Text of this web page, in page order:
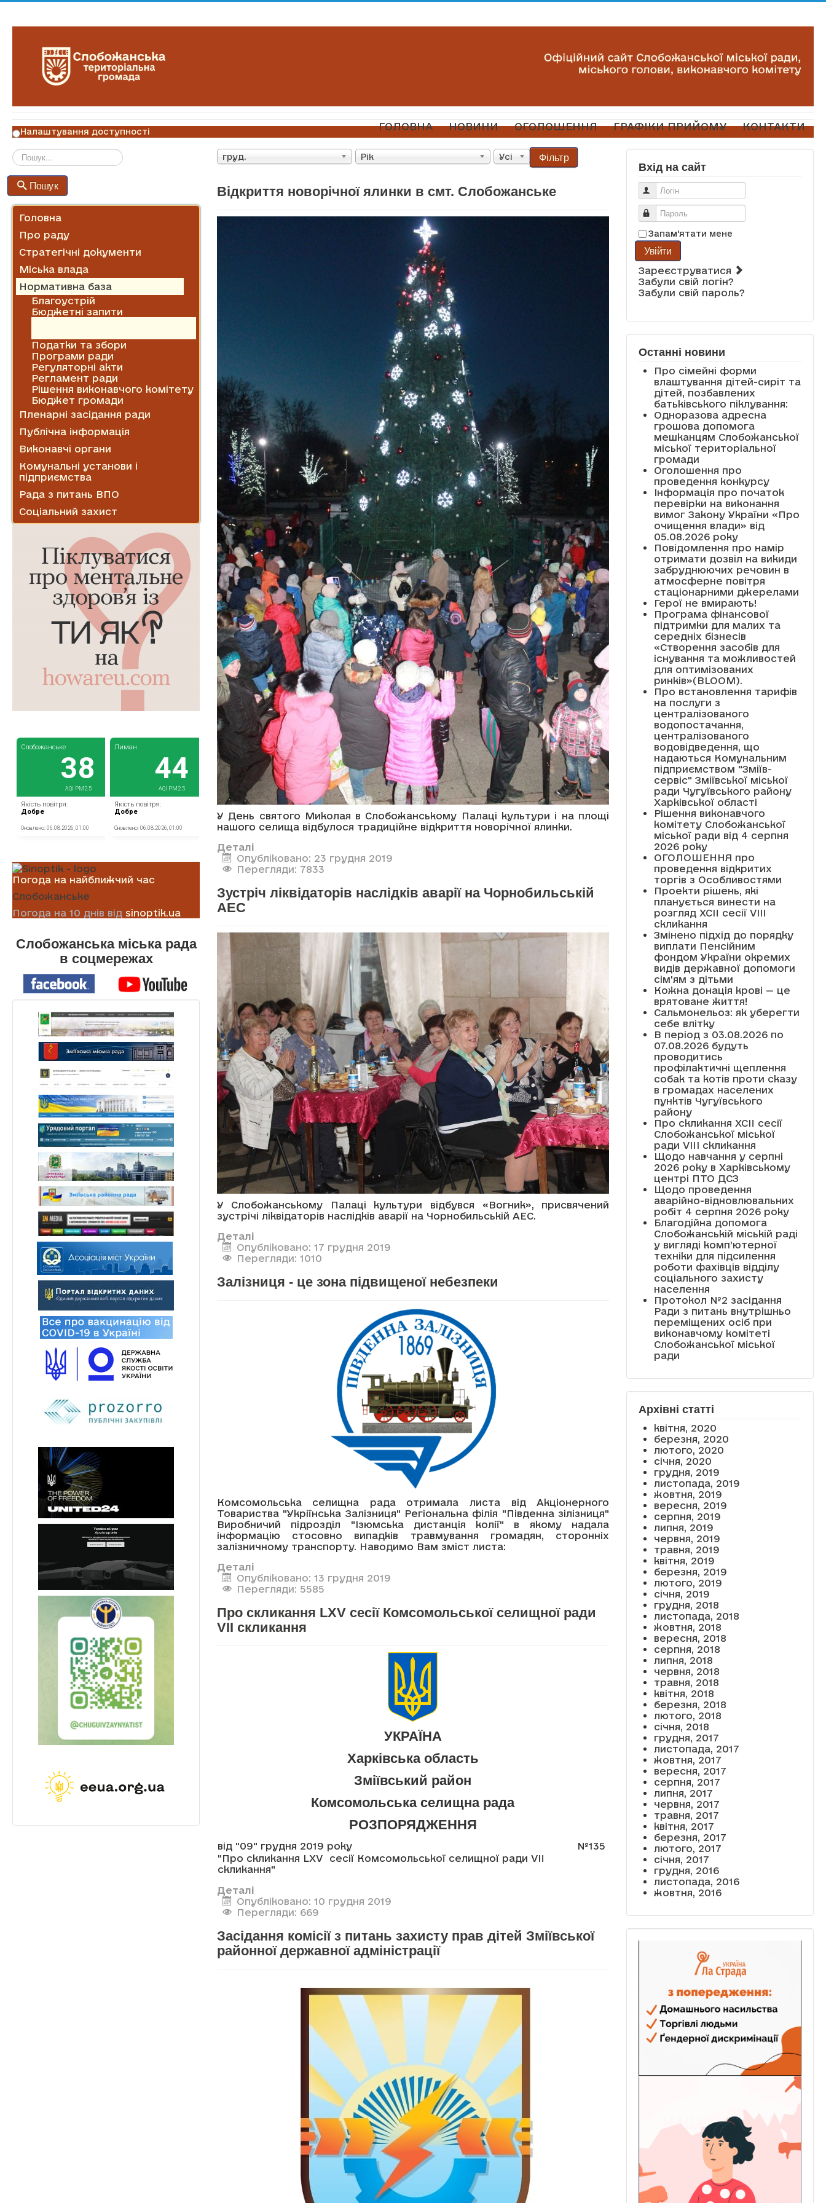
ГОЛОВНА НОВИНИ ОГОЛОШЕННЯ ГРАФІКИ ПРИЙОМУ КОНТАКТИ
Налаштування доступності
Пошук
Головна
Про раду
Стратегічні документи
Міська влада
Нормативна база
Благоустрій
Бюджетні запити
Податки та збори
Програми ради
Регуляторні акти
Регламент ради
Рішення виконавчого комітету
Бюджет громади
Пленарні засідання ради
Публічна інформація
Виконавчі органи
Комунальні установи і
підприємства
Рада з питань ВПО
Соціальний захист
Погода на найближчий час
Слобожанське
Погода на 10 днів від sinoptik.ua
Слобожанська міська рада
в соцмережах
груд. Рік Усі Фільтр
Відкриття новорічної ялинки в смт. Слобожанське
У День святого Миколая в Слобожанському Палаці культури і на площі
нашого селища відбулося традиційне відкриття новорічної ялинки.
Деталі
Опубліковано: 23 грудня 2019
Перегляди: 7833
Зустріч ліквідаторів наслідків аварії на Чорнобильській
АЕС
У Слобожанському Палаці культури відбувся «Вогник», присвячений
зустрічі ліквідаторів наслідків аварії на Чорнобильській АЕС.
Деталі
Опубліковано: 17 грудня 2019
Перегляди: 1010
Залізниця - це зона підвищеної небезпеки
Комсомольська селищна рада отримала листа від Акціонерного
Товариства "Укріїнська Залізниця" Регіональна філія "Південна зілізниця"
Виробничий підрозділ "Ізюмська дистанція колії" в якому надала
інформацію стосовно випадків травмування громадян, сторонніх
залізничному транспорту. Наводимо Вам зміст листа:
Деталі
Опубліковано: 13 грудня 2019
Перегляди: 5585
Про скликання LXV сесії Комсомольської селищної ради
VII скликання
УКРАЇНА
Харківська область
Зміївський район
Комсомольська селищна рада
РОЗПОРЯДЖЕННЯ
від "09" грудня 2019 року
№135
"Про скликання LXV сесії Комсомольської селищної ради VII
скликання"
Деталі
Опубліковано: 10 грудня 2019
Перегляди: 669
Засідання комісії з питань захисту прав дітей Зміївської
районної державної адміністрації
Вхід на сайт
Логін
Пароль
Запам'ятати мене
Увійти
Зареєструватися
Забули свій логін?
Забули свій пароль?
Останні новини
Про сімейні форми
влаштування дітей-сиріт та
дітей, позбавлених
батьківського піклування:
Одноразова адресна
грошова допомога
мешканцям Слобожанської
міської територіальної
громади
Оголошення про
проведення конкурсу
Інформація про початок
перевірки на виконання
вимог Закону України «Про
очищення влади» від
05.08.2026 року
Повідомлення про намір
отримати дозвіл на викиди
забруднюючих речовин в
атмосферне повітря
стаціонарними джерелами
Герої не вмирають!
Програма фінансової
підтримки для малих та
середніх бізнесів
«Створення засобів для
існування та можливостей
для оптимізованих
ринків»(BLOOM).
Про встановлення тарифів
на послуги з
централізованого
водопостачання,
централізованого
водовідведення, що
надаються Комунальним
підприємством "Зміїв-
сервіс" Зміївської міської
ради Чугуївського району
Харківської області
Рішення виконавчого
комітету Слобожанської
міської ради від 4 серпня
2026 року
ОГОЛОШЕННЯ про
проведення відкритих
торгів з Особливостями
Проекти рішень, які
планується винести на
розгляд XCII сесії VІІІ
скликання
Змінено підхід до порядку
виплати Пенсійним
фондом України окремих
видів державної допомоги
сім'ям з дітьми
Кожна донація крові — це
врятоване життя!
Сальмонельоз: як уберегти
себе влітку
В період з 03.08.2026 по
07.08.2026 будуть
проводитись
профілактичні щеплення
собак та котів проти сказу
в громадах населених
пунктів Чугуївського
району
Про скликання XCII сесії
Слобожанської міської
ради VIII скликання
Щодо навчання у серпні
2026 року в Харківському
центрі ПТО ДСЗ
Щодо проведення
аварійно-відновлювальних
робіт 4 серпня 2026 року
Благодійна допомога
Слобожанській міській раді
у вигляді комп’ютерної
техніки для підсилення
роботи фахівців відділу
соціального захисту
населення
Протокол №2 засідання
Ради з питань внутрішньо
переміщених осіб при
виконавчому комітеті
Слобожанської міської
ради
Архівні статті
квітня, 2020
березня, 2020
лютого, 2020
січня, 2020
грудня, 2019
листопада, 2019
жовтня, 2019
вересня, 2019
серпня, 2019
липня, 2019
червня, 2019
травня, 2019
квітня, 2019
березня, 2019
лютого, 2019
січня, 2019
грудня, 2018
листопада, 2018
жовтня, 2018
вересня, 2018
серпня, 2018
липня, 2018
червня, 2018
травня, 2018
квітня, 2018
березня, 2018
лютого, 2018
січня, 2018
грудня, 2017
листопада, 2017
жовтня, 2017
вересня, 2017
серпня, 2017
липня, 2017
червня, 2017
травня, 2017
квітня, 2017
березня, 2017
лютого, 2017
січня, 2017
грудня, 2016
листопада, 2016
жовтня, 2016